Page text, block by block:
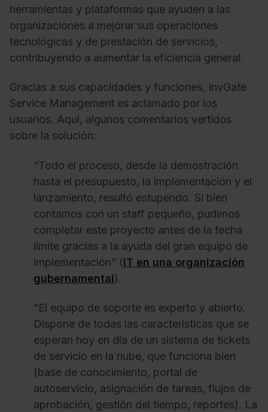
herramientas y plataformas que ayuden a las
organizaciones a mejorar sus operaciones
tecnológicas y de prestación de servicios,
contribuyendo a aumentar la eficiencia general.
Gracias a sus capacidades y funciones, InvGate
Service Management es aclamado por los
usuarios. Aquí, algunos comentarios vertidos
sobre la solución:
“Todo el proceso, desde la demostración
hasta el presupuesto, la implementación y el
lanzamiento, resultó estupendo. Si bien
contamos con un staff pequeño, pudimos
completar este proyecto antes de la fecha
límite gracias a la ayuda del gran equipo de
implementación” (IT en una organización
gubernamental).
“El equipo de soporte es experto y abierto.
Dispone de todas las características que se
esperan hoy en día de un sistema de tickets
de servicio en la nube, que funciona bien
(base de conocimiento, portal de
autoservicio, asignación de tareas, flujos de
aprobación, gestión del tiempo, reportes). La